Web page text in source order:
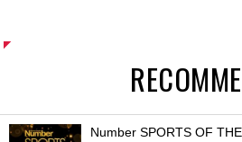
Number SPORTS OF